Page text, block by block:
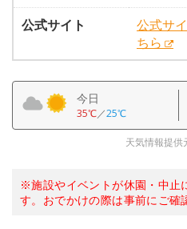
公式サイト
公式サ
ちら
今日
35℃／25℃
天気情報提供
※施設やイベントが休園・中止
す。おでかけの際は事前にご確